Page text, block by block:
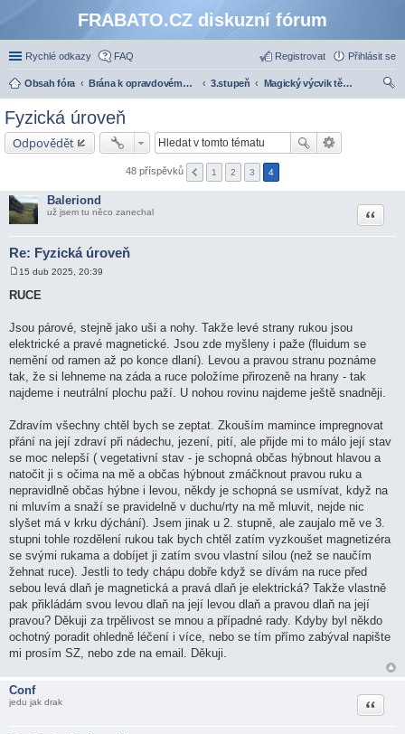
FRABATO.CZ diskuzní fórum
Rychlé odkazy FAQ Přihlásit se
Registrovat
Obsah fóra Brána k opravdovému zasvěcení 3.stupeň
Magický výcvik těla - 3. stupeň
Fyzická úroveň
Odpovědět
48 příspěvků 1 2 3 4
Baleriond
už jsem tu něco zanechal
Re: Fyzická úroveň
Citace
ř
í
ě
v
k
15 dub 2025, 20:39
RUCE
Jsou párové, stejně jako uši a nohy. Takže levé strany rukou jsou
elektrické a pravé magnetické. Jsou zde myšleny i paže (fluidum se
nemění od ramen až po konce dlaní). Levou a pravou stranu poznáme
tak, že si lehneme na záda a ruce položíme přirozeně na hrany - tak
najdeme i neutrální plochu paží. U nohou rovinu najdeme ještě snadněji.
Zdravím všechny chtěl bych se zeptat. Zkouším mamince impregnovat
přání na její zdraví při nádechu, jezení, pití, ale přijde mi to málo její stav
se moc nelepší ( vegetativní stav - je schopná občas hýbnout hlavou a
natočit ji s očima na mě a občas hýbnout zmáčknout pravou ruku a
nepravidlně občas hýbne i levou, někdy je schopná se usmívat, když na
ni mluvím a snaží se pravidelně v duchu/rty na mě mluvit, nejde nic
slyšet má v krku dýchání). Jsem jinak u 2. stupně, ale zaujalo mě ve 3.
stupni tohle rozdělení rukou tak bych chtěl zatím vyzkoušet magnetizéra
se svými rukama a dobíjet ji zatím svou vlastní silou (než se naučím
žehnat ruce). Jestli to tedy chápu dobře když se dívám na ruce před
sebou levá dlaň je magnetická a pravá dlaň je elektrická? Takže vlastně
pak přikládám svou levou dlaň na její levou dlaň a pravou dlaň na její
pravou? Děkuji za trpělivost se mnou a případné rady. Kdyby byl někdo
ochotný poradit ohledně léčení i více, nebo se tím přímo zabýval napište
mi prosím SZ, nebo zde na email. Děkuji.
Conf
jedu jak drak Citace